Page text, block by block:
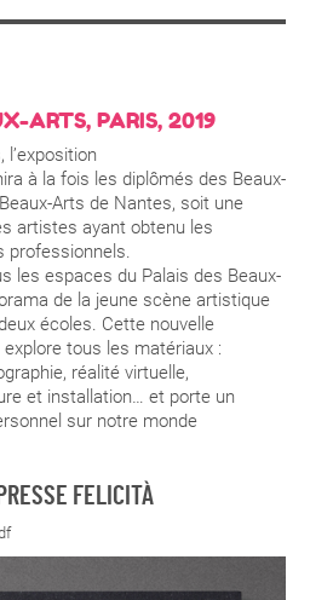
ARTS, PARIS, 2019
l’exposition
à la fois les diplômés des Beaux-
Arts de Nantes, soit une
artistes ayant obtenu les
professionnels.
les espaces du Palais des Beaux-
de la jeune scène artistique
écoles. Cette nouvelle
tous les matériaux :
réalité virtuelle,
et installation… et porte un
sur notre monde
FELICITÀ